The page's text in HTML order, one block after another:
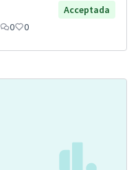
Acceptada
0 0